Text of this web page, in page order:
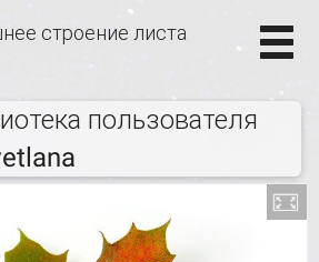
строение листа
пользователя